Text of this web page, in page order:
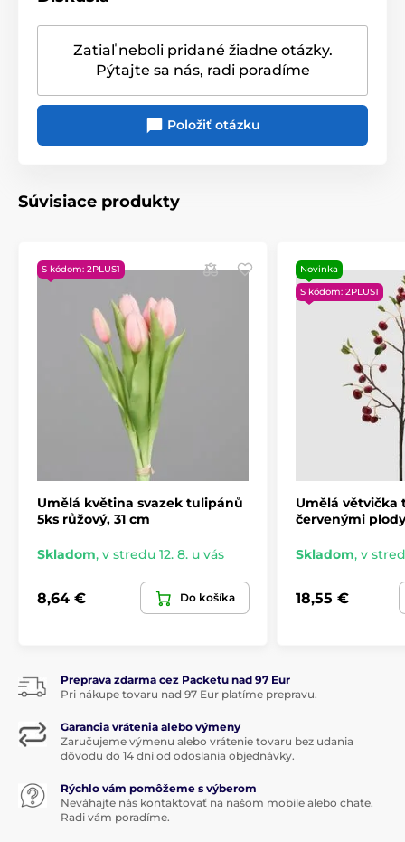
Zatiaľ neboli pridané žiadne otázky.
Pýtajte sa nás, radi poradíme
Položiť otázku
Súvisiace produkty
S kódom: 2PLUS1
Umělá květina svazek tulipánů
5ks růžový, 31 cm
Skladom, v stredu 12. 8. u vás
8,64 € Do košíka
Novinka
S kódom: 2PLUS1
Umělá větvička
červenými
Skladom, v
18,55 €
Preprava zdarma cez Packetu nad 97 Eur
Pri nákupe tovaru nad 97 Eur platíme prepravu.
Garancia vrátenia alebo výmeny
Zaručujeme výmenu alebo vrátenie tovaru bez udania
dôvodu do 14 dní od odoslania objednávky.
Rýchlo vám pomôžeme s výberom
Neváhajte nás kontaktovať na našom mobile alebo chate.
Radi vám poradíme.